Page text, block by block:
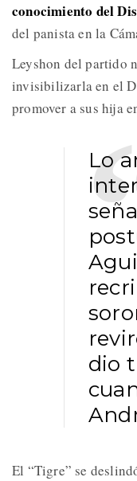
conocimiento del
del panista en la
Leyshon del partido
invisibilizarla en el
promover a sus hija
Lo
dio
El “Tigre” se